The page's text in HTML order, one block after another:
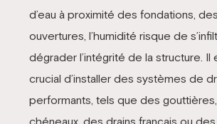
d’eau à proximité des fondations,
ouvertures, l’humidité risque de
dégrader l’intégrité de la structure. Il
crucial d’installer des systèmes de
performants, tels que des
chéneaux, des drains français ou